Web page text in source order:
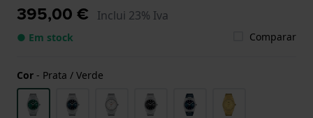
395,00 € Inclui 23% Iva
● Em stock Comparar
Cor - Prata / Verde